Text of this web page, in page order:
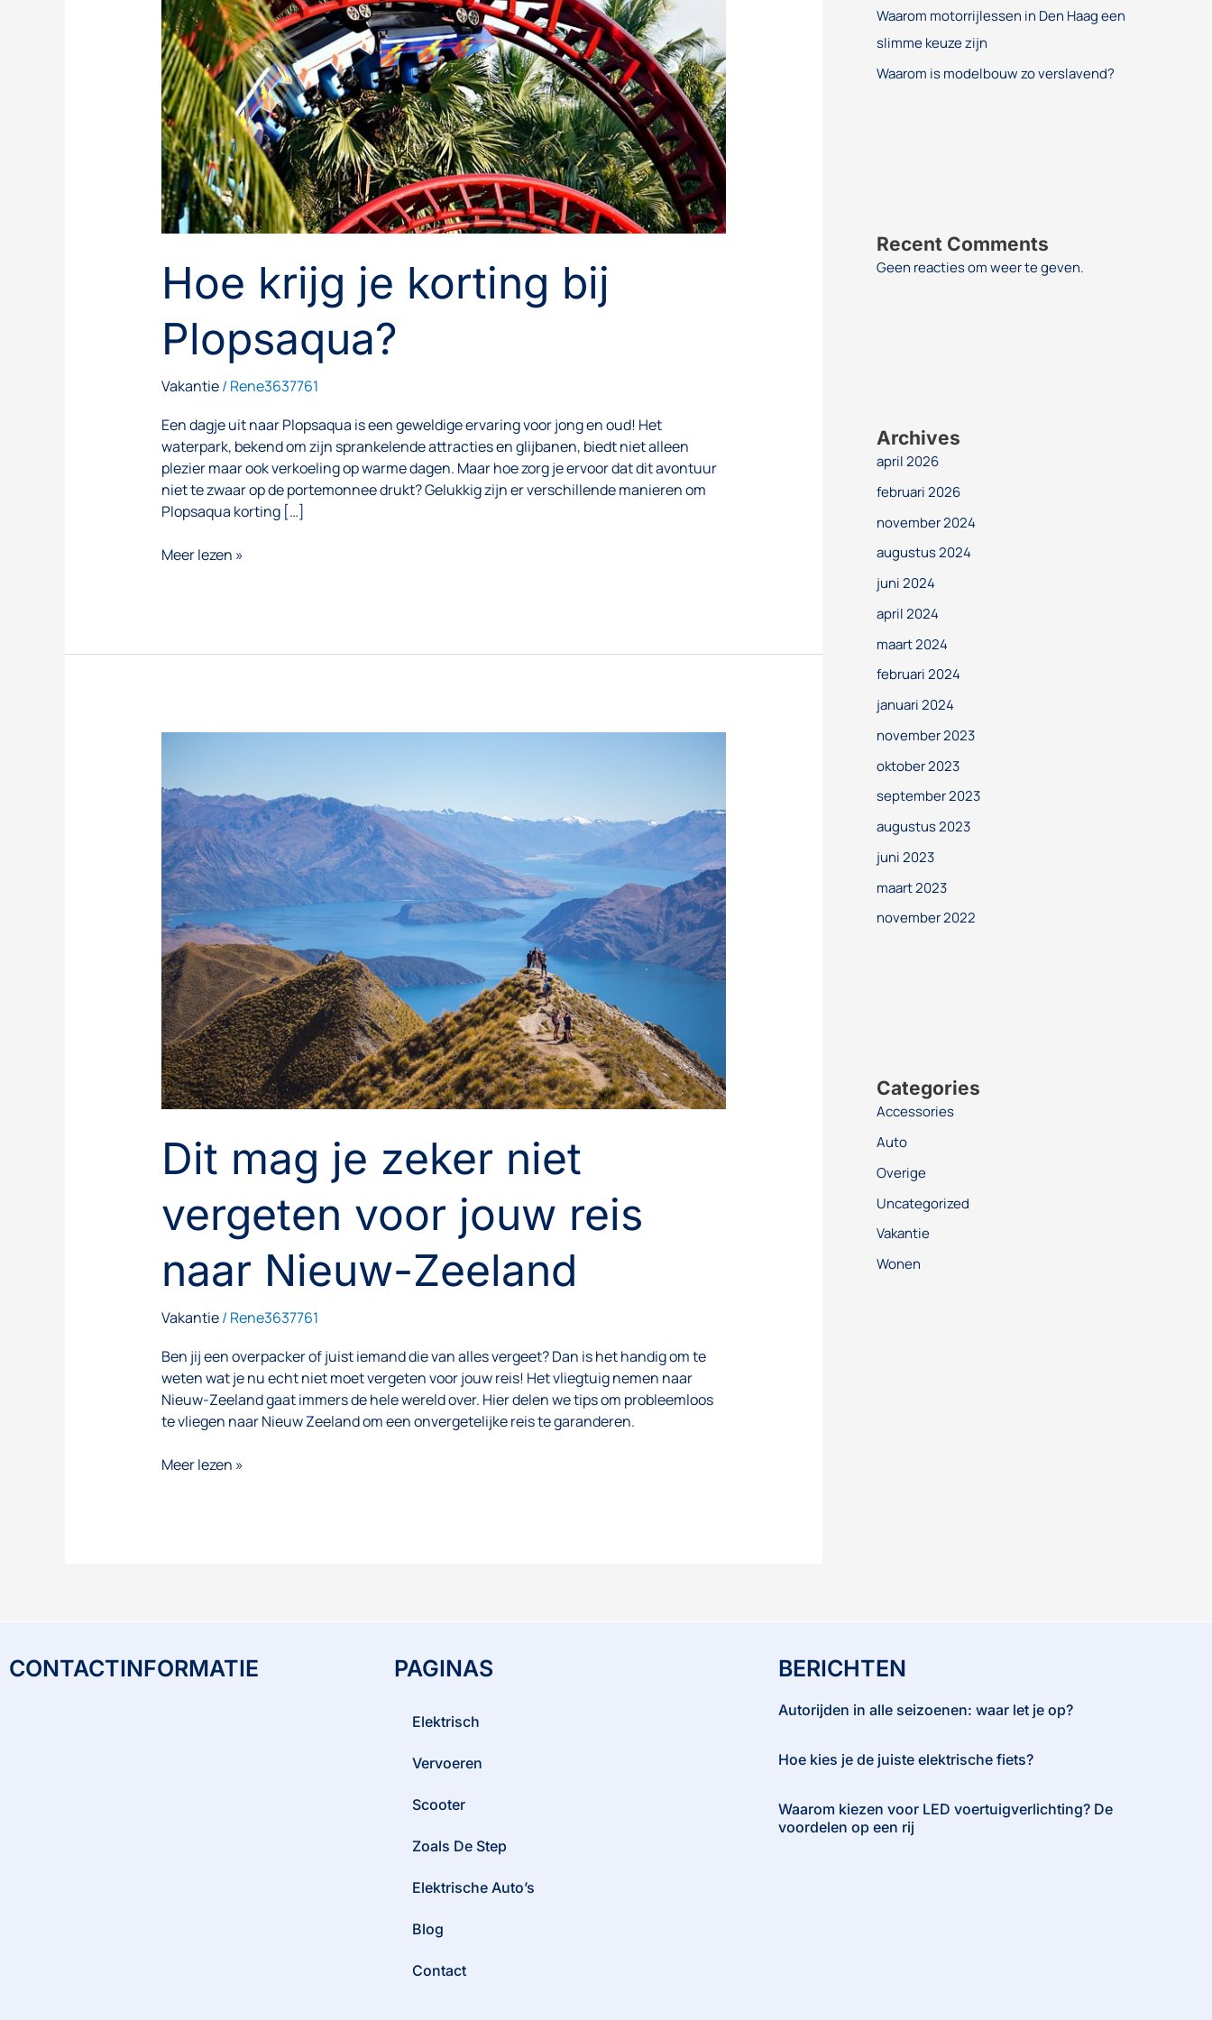
Hoe krijg je korting bij
Plopsaqua?
Vakantie/ Rene3637761
Een dagje uit naar Plopsaqua is een geweldige ervaring voor jong en oud! Het
waterpark, bekend om zijn sprankelende attracties en glijbanen, biedt niet alleen
plezier maar ook verkoeling op warme dagen. Maar hoe zorg je ervoor dat dit avontuur
niet te zwaar op de portemonnee drukt? Gelukkig zijn er verschillende manieren om
Plopsaqua korting […]
Meer lezen »
Dit mag je zeker niet
vergeten voor jouw reis
naar Nieuw-Zeeland
Vakantie/ Rene3637761
Ben jij een overpacker of juist iemand die van alles vergeet? Dan is het handig om te
weten wat je nu echt niet moet vergeten voor jouw reis! Het vliegtuig nemen naar
Nieuw-Zeeland gaat immers de hele wereld over. Hier delen we tips om probleemloos
te vliegen naar Nieuw Zeeland om een onvergetelijke reis te garanderen.
je
zeker
niet
vergeten
voor
jouw
reis
naar
Nieuw-
Zeeland
Meer lezen »
Waarom motorrijlessen in Den Haag een
slimme keuze zijn
Waarom is modelbouw zo verslavend?
Recent Comments
Geen reacties om weer te geven.
Archives
april 2026
februari 2026
november 2024
augustus 2024
juni 2024
april 2024
maart 2024
februari 2024
januari 2024
november 2023
oktober 2023
september 2023
augustus 2023
juni 2023
maart 2023
november 2022
Categories
Accessories
Auto
Overige
Uncategorized
Vakantie
Wonen
CONTACTINFORMATIE PAGINAS
Elektrisch
Vervoeren
Scooter
Zoals De Step
Elektrische Auto’s
Blog
Contact
BERICHTEN
Autorijden in alle seizoenen: waar let je op?
Hoe kies je de juiste elektrische fiets?
Waarom kiezen voor LED voertuigverlichting? De
voordelen op een rij